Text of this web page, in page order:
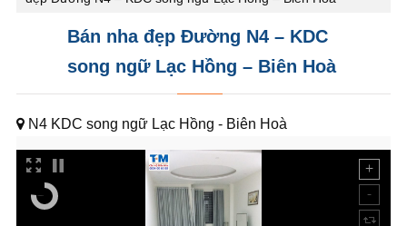
Bán nha đẹp Đường N4 – KDC
song ngữ Lạc Hồng – Biên Hoà
N4 KDC song ngữ Lạc Hồng - Biên Hoà